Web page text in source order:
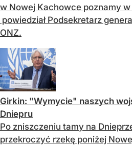
w Nowej Kachowce poznamy
powiedział Podsekretarz
ONZ.
Girkin: "Wymycie" naszych
Dniepru
Po zniszczeniu tamy na
przekroczyć rzekę poniżej